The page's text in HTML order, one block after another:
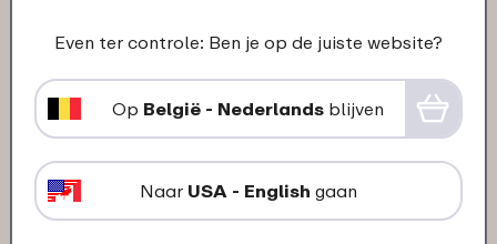
"Stevige doos, het deksel sluit perfect af.
Mooie kleur!"
★★★★★
★★★★★
Even ter controle: Ben je op de juiste website?
Op België - Nederlands blijven
Naar USA - English gaan